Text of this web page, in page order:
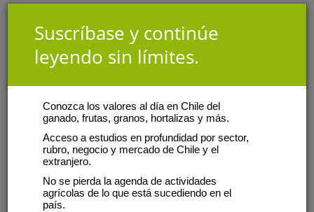
Suscríbase y continúe
leyendo sin límites.
Conozca los valores al día en Chile del
ganado, frutas, granos, hortalizas y más.
Acceso a estudios en profundidad por sector,
rubro, negocio y mercado de Chile y el
extranjero.
No se pierda la agenda de actividades
agrícolas de lo que está sucediendo en el
país.